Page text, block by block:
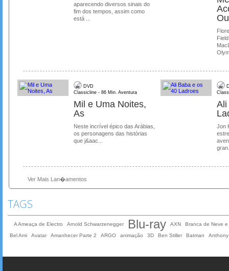
aparecendo diversos sinais do
fim dos tempos, assim como
está ...
DVD
Classicline - 86 Min. Aventura
Mil e Uma Noites,
As
Neste incrível épico das Arábias,
os personagens das histórias
que j&aac...
Ali
Jon
Ver Mais Lan�amentos
TAGS
A Ameaça de Electro Arnold Schwarzenegger Blu-ray AXN
Branca de Neve
Bel Ami
Avatar Amanhecer Parte 2 ARGO animação 3D Ben Stiller Batman